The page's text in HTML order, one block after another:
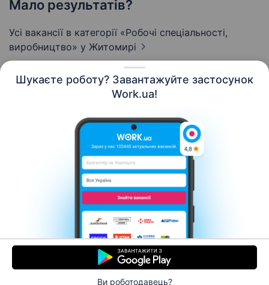
Шукаєте роботу? Завантажуйте застосунок
Work.ua!
Ви роботодавець?
Мало результатів?
Усі вакансії в категорії «Робочі спеціальності,
виробництво» у Житомирі
Контакти Про нас
Кар’єра
Допомога Умови використання